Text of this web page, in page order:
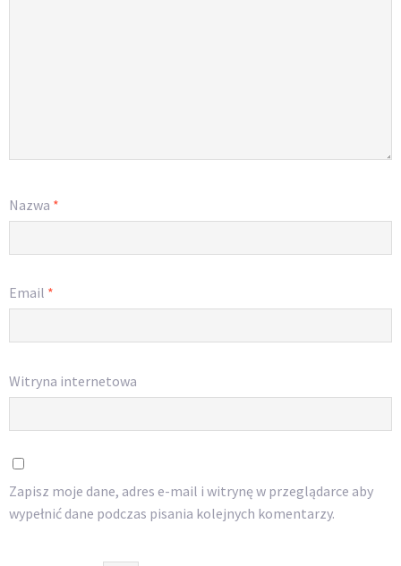
Nazwa *
Email *
Witryna internetowa
Zapisz moje dane, adres e-mail i witrynę w przeglądarce aby
wypełnić dane podczas pisania kolejnych komentarzy.